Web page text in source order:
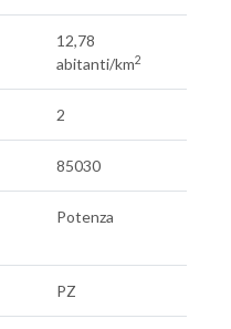
12,78
abitanti/km2
2
85030
Potenza
PZ